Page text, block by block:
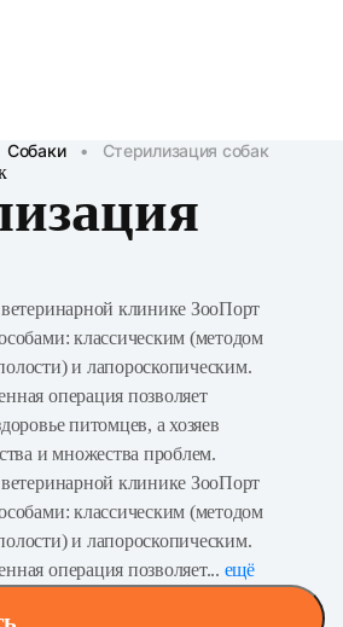
Собаки • Стерилизация собак
клинике ЗооПорт
классическим (методом
и лапороскопическим.
операция позволяет
питомцев, а хозяев
и множества проблем.
клинике ЗооПорт
классическим (методом
и лапороскопическим.
операция позволяет... ещё